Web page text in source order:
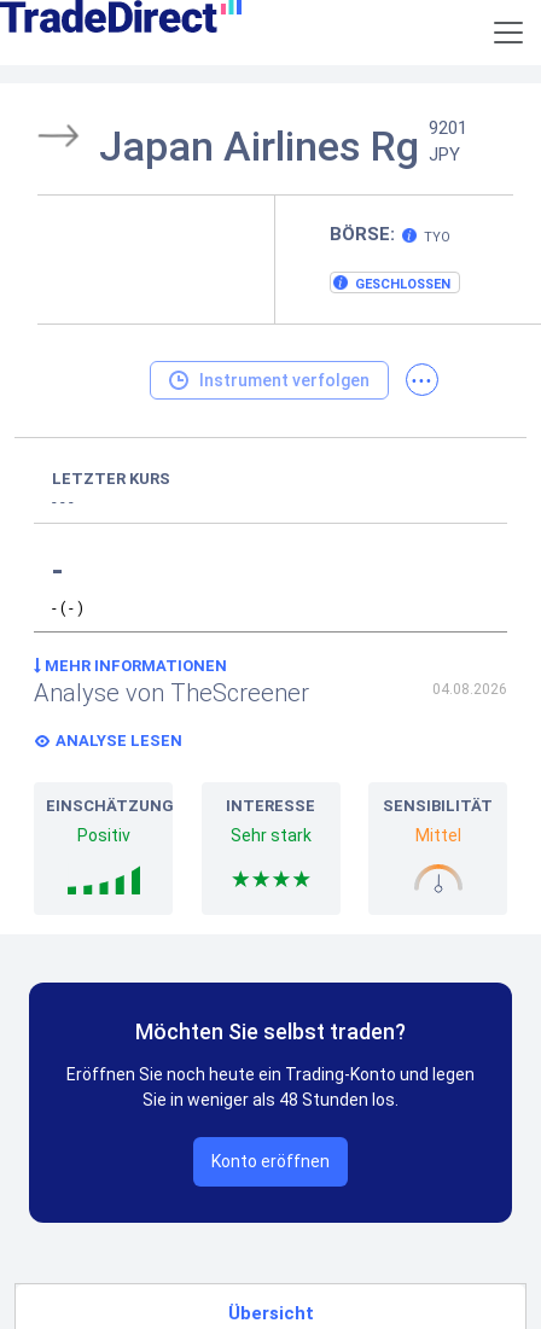
Japan Airlines Rg 9201
JPY
BÖRSE: TYO
GESCHLOSSEN
Instrument verfolgen ...
LETZTER KURS
- - -
-
- ( - )
MEHR INFORMATIONEN
Analyse von TheScreener 04.08.2026
ANALYSE LESEN
EINSCHÄTZUNG
Positiv
INTERESSE
Sehr stark
SENSIBILITÄT
Mittel
Möchten Sie selbst traden?
Eröffnen Sie noch heute ein Trading-Konto und legen
Sie in weniger als 48 Stunden los.
Konto eröffnen
Übersicht